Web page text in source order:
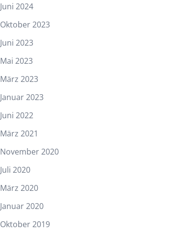
Juni 2024
Oktober 2023
Juni 2023
Mai 2023
März 2023
Januar 2023
Juni 2022
März 2021
November 2020
Juli 2020
März 2020
Januar 2020
Oktober 2019